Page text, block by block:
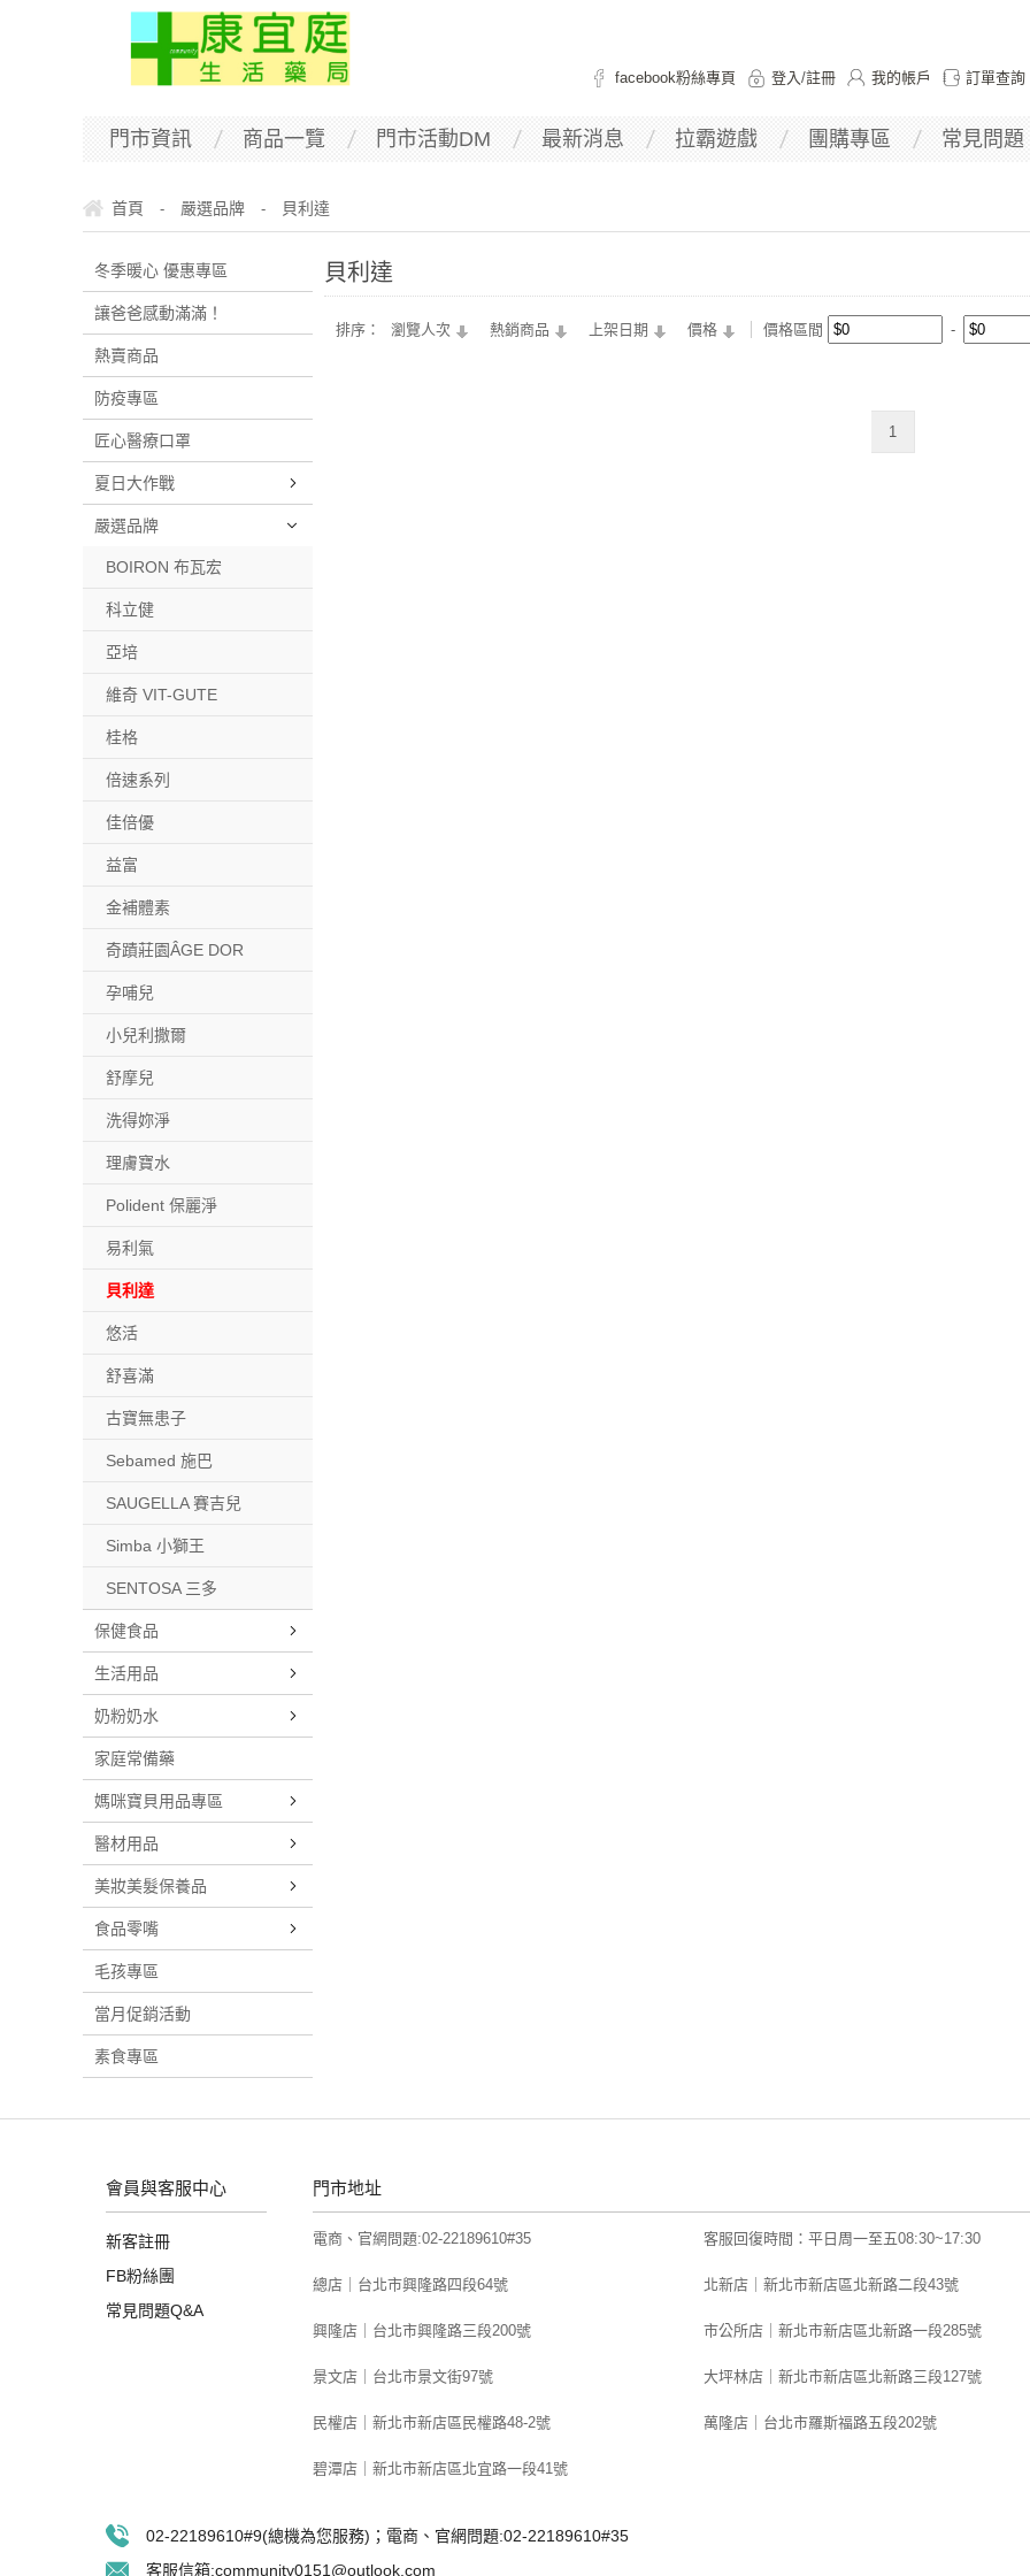
facebook粉絲專頁 登入/註冊 我的帳戶 訂單查詢
門市資訊 商品一覽 門市活動DM 最新消息 拉霸遊戲 團購專區 常見問題
首頁 - 嚴選品牌 - 貝利達
冬季暖心 優惠專區
讓爸爸感動滿滿！
熱賣商品
防疫專區
匠心醫療口罩
夏日大作戰
嚴選品牌
BOIRON 布瓦宏
科立健
亞培
維奇 VIT-GUTE
桂格
倍速系列
佳倍優
益富
金補體素
奇蹟莊園ÂGE DOR
孕哺兒
小兒利撒爾
舒摩兒
洗得妳淨
理膚寶水
Polident 保麗淨
易利氣
貝利達
悠活
舒喜滿
古寶無患子
Sebamed 施巴
SAUGELLA 賽吉兒
Simba 小獅王
SENTOSA 三多
保健食品
生活用品
奶粉奶水
家庭常備藥
媽咪寶貝用品專區
醫材用品
美妝美髮保養品
食品零嘴
毛孩專區
當月促銷活動
素食專區
貝利達
排序： 瀏覽人次 熱銷商品 上架日期 價格 價格區間
1
會員與客服中心
新客註冊
FB粉絲團
常見問題Q&A
門市地址
電商、官網問題:02-22189610#35 客服回復時間：平日周一至五08:30~17:30
總店｜台北市興隆路四段64號 北新店｜新北市新店區北新路二段43號
興隆店｜台北市興隆路三段200號 市公所店｜新北市新店區北新路一段285號
景文店｜台北市景文街97號 大坪林店｜新北市新店區北新路三段127號
民權店｜新北市新店區民權路48-2號 萬隆店｜台北市羅斯福路五段202號
碧潭店｜新北市新店區北宜路一段41號
02-22189610#9(總機為您服務)；電商、官網問題:02-22189610#35
客服信箱:community0151@outlook.com